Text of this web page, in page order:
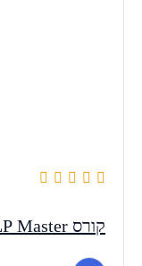
קורס NLP Master